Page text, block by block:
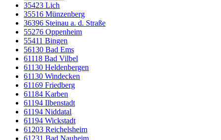
35423 Lich
35516 Münzenberg
36396 Steinau a. d. Straße
55276 Oppenheim
55411 Bingen
56130 Bad Ems
61118 Bad Vilbel
61130 Heldenbergen
61130 Windecken
61169 Friedberg
61184 Karben
61194 Ilbenstadt
61194 Niddatal
61194 Wickstadt
61203 Reichelsheim